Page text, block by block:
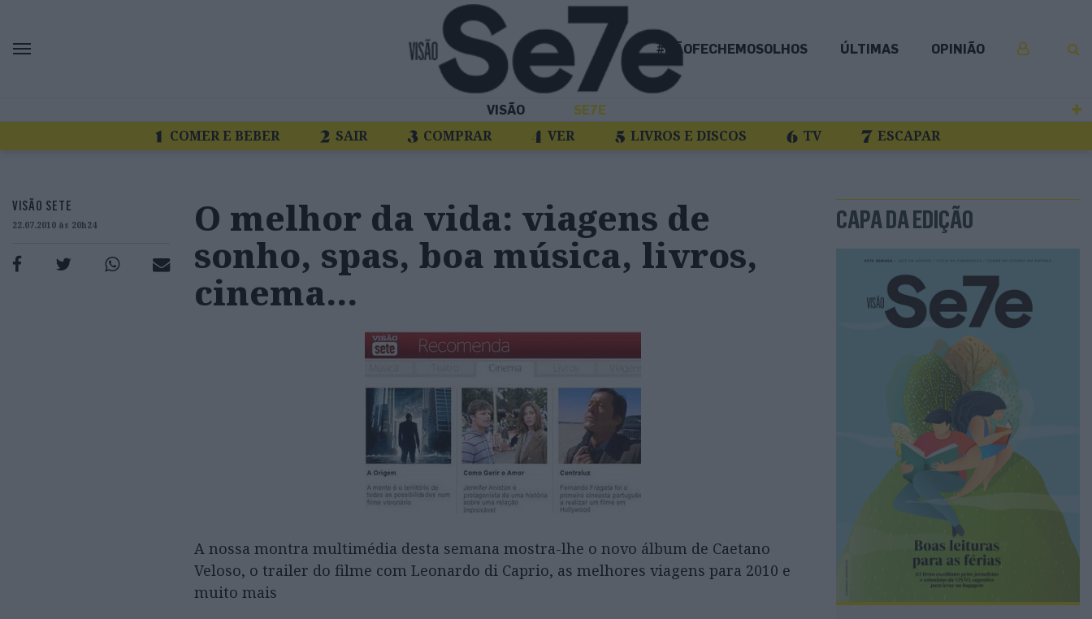
#NÃOFECHEMOSOLHOS ÚLTIMAS OPINIÃO
VISÃO SE7E
COMER E BEBER SAIR COMPRAR VER LIVROS E DISCOS TV ESCAPAR
VISÃO SETE
22.07.2010 às 20h24
O melhor da vida: viagens de
sonho, spas, boa música, livros,
cinema…
A nossa montra multimédia desta semana mostra-lhe o novo álbum de Caetano
Veloso, o trailer do filme com Leonardo di Caprio, as melhores viagens para 2010 e
muito mais
CAPA DA EDIÇÃO